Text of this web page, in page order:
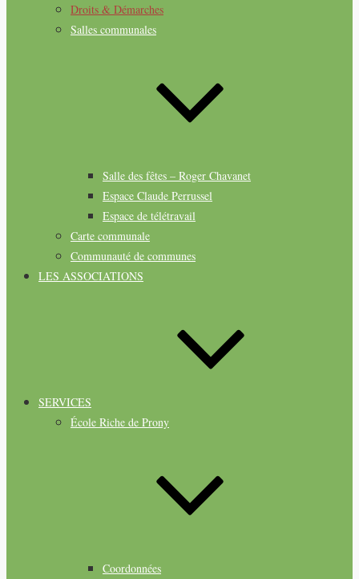
Droits & Démarches
Salles communales
Salle des fêtes – Roger Chavanet
Espace Claude Perrussel
Espace de télétravail
Carte communale
Communauté de communes
LES ASSOCIATIONS
SERVICES
École Riche de Prony
Coordonnées